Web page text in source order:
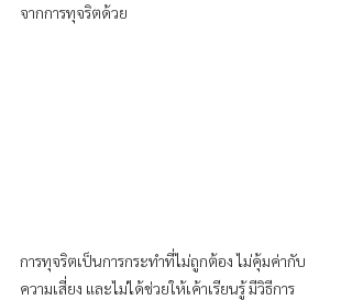
จากการทุจริตด้วย
การทุจริตเป็นการกระทำที่ไม่ถูกต้อง ไม่คุ้มค่ากับ
ความเสี่ยง และไม่ได้ช่วยให้เค้าเรียนรู้ มีวิธีการ